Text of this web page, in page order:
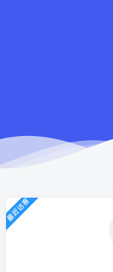
最近访客